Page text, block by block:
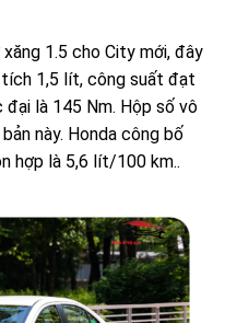
1.5 cho City mới, đây
tích 1,5 lít, công suất đạt
là 145 Nm. Hộp số vô
này. Honda công bố
hợp là 5,6 lít/100 km..